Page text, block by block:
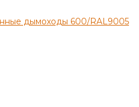
дымоходы 600/RAL9005